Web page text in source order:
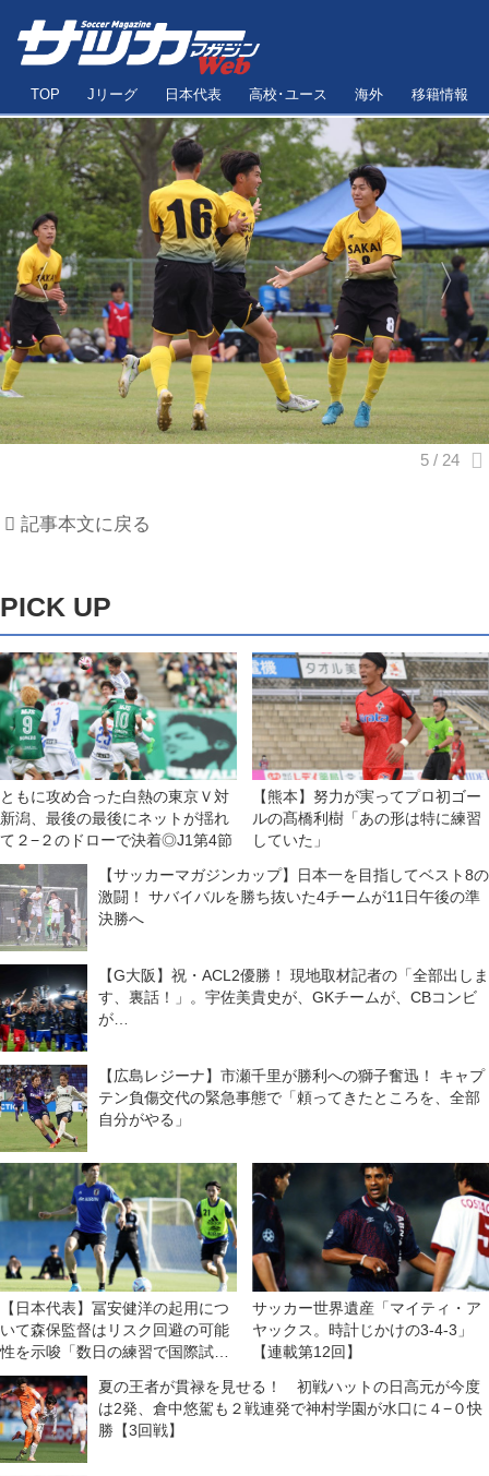
TOP Jリーグ 日本代表 高校･ユース 海外 移籍情報
記事本文に戻る
PICK UP
ともに攻め合った白熱の東京Ｖ対
新潟、最後の最後にネットが揺れ
て２−２のドローで決着◎J1第4節
【熊本】努力が実ってプロ初ゴー
ルの髙橋利樹「あの形は特に練習
していた」
【サッカーマガジンカップ】日本一を目指してベスト8の
激闘！ サバイバルを勝ち抜いた4チームが11日午後の準
決勝へ
【G大阪】祝・ACL2優勝！ 現地取材記者の「全部出しま
す、裏話！」。宇佐美貴史が、GKチームが、CBコンビ
が…
【広島レジーナ】市瀬千里が勝利への獅子奮迅！ キャプ
テン負傷交代の緊急事態で「頼ってきたところを、全部
自分がやる」
【日本代表】冨安健洋の起用につ
いて森保監督はリスク回避の可能
性を示唆「数日の練習で国際試合
を戦えるかどうか」
サッカー世界遺産「マイティ・ア
ヤックス。時計じかけの3-4-3」
【連載第12回】
夏の王者が貫禄を見せる！ 初戦ハットの日高元が今度
は2発、倉中悠駕も２戦連発で神村学園が水口に４−０快
勝【3回戦】